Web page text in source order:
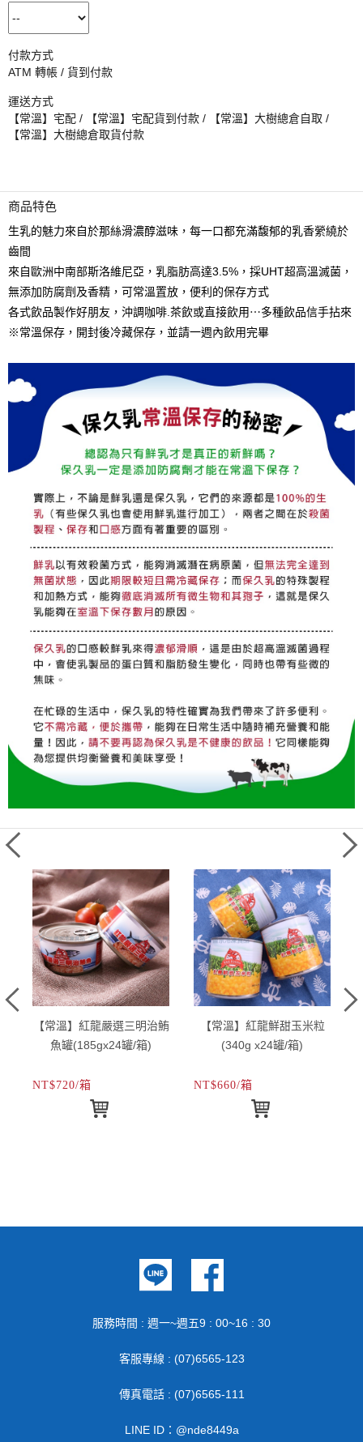
付款方式
ATM 轉帳 / 貨到付款
運送方式
【常溫】宅配 / 【常溫】宅配貨到付款 / 【常溫】大樹總倉自取 /
【常溫】大樹總倉取貨付款
商品特色
生乳的魅力來自於那絲滑濃醇滋味，每一口都充滿馥郁的乳香縈繞於
齒間
來自歐洲中南部斯洛維尼亞，乳脂肪高達3.5%，採UHT超高溫滅菌，
無添加防腐劑及香精，可常溫置放，便利的保存方式
各式飲品製作好朋友，沖調咖啡.茶飲或直接飲用⋯多種飲品信手拈來
※常溫保存，開封後冷藏保存，並請一週內飲用完畢
【常溫】紅龍嚴選三明治鮪
魚罐(185gx24罐/箱)
NT$720/箱
【常溫】紅龍鮮甜玉米粒
(340g x24罐/箱)
NT$660/箱
服務時間 : 週一~週五9 : 00~16 : 30
客服專線 : (07)6565-123
傳真電話 : (07)6565-111
LINE ID：@nde8449a